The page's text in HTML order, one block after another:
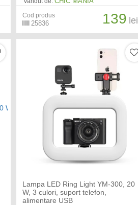
Cod produs
25836 139 lei
Lampa LED Ring Light YM-300, 20
W, 3 culori, suport telefon,
alimentare USB